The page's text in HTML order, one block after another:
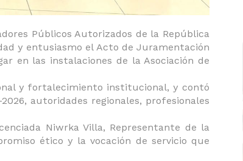
Públicos Autorizados de la República
y entusiasmo el Acto de Juramentación
en las instalaciones de la Asociación de
y fortalecimiento institucional, y contó
autoridades regionales, profesionales
Niwrka Villa, Representante de la
ético y la vocación de servicio que